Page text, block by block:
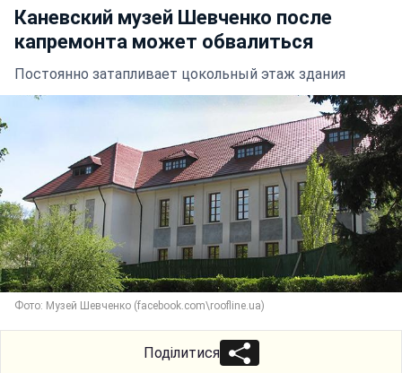
Каневский музей Шевченко после
капремонта может обвалиться
Постоянно затапливает цокольный этаж здания
Фото: Музей Шевченко (facebook.com\roofline.ua)
Поділитися